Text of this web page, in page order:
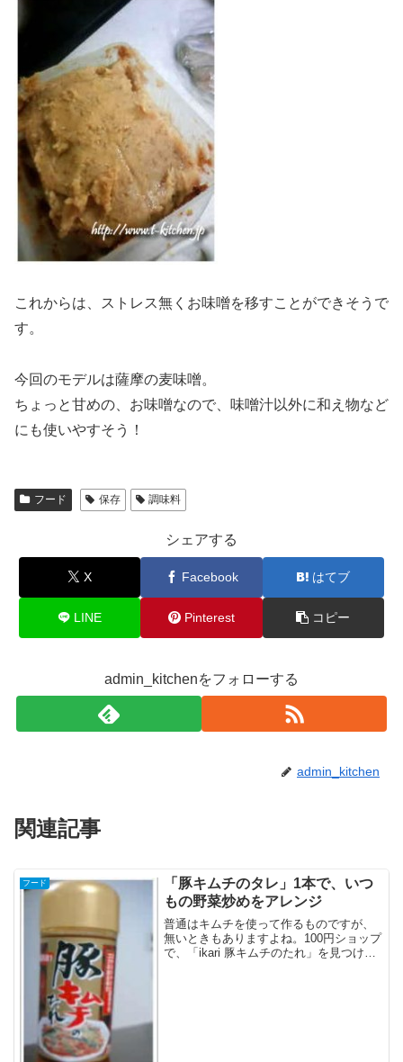
これからは、ストレス無くお味噌を移すことができそうで
す。
今回のモデルは薩摩の麦味噌。
ちょっと甘めの、お味噌なので、味噌汁以外に和え物など
にも使いやすそう！
フード 保存 調味料
シェアする
X Facebook はてブ
LINE Pinterest コピー
admin_kitchenをフォローする
admin_kitchen
関連記事
フード
「豚キムチのタレ」1本で、いつ
もの野菜炒めをアレンジ
普通はキムチを使って作るものですが、
無いときもありますよね。100円ショップ
で、「ikari 豚キムチのたれ」を見つけま